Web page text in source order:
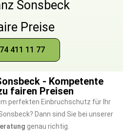
Sonsbeck
Preise
411 11 77
- Kompetente
fairen Preisen
perfekten Einbruchschutz für Ihr
Dann sind Sie bei unserer
genau richtig.